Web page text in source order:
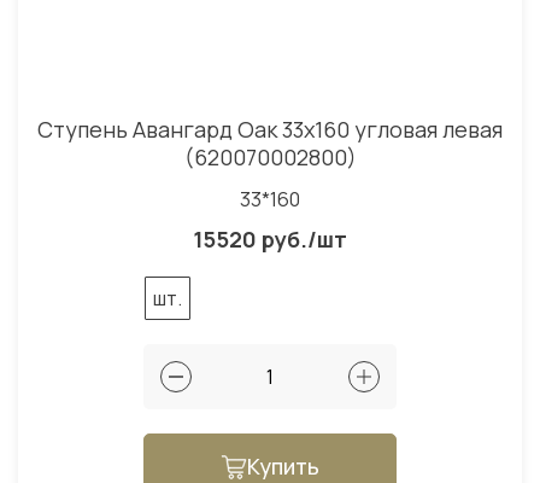
Ступень Авангард Оак 33x160 угловая левая
(620070002800)
33*160
15520 руб./шт
шт.
Купить